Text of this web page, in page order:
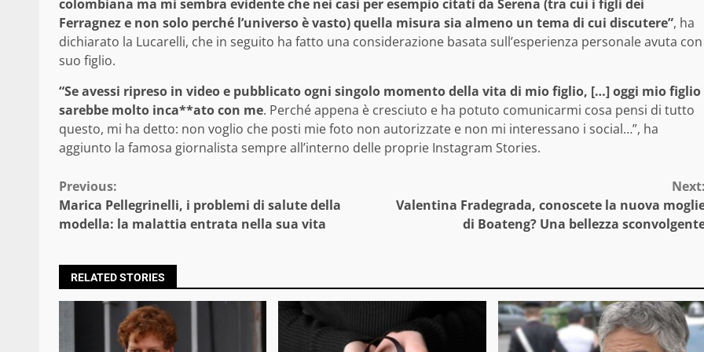
colombiana ma mi sembra evidente che nei casi per esempio citati da Serena (tra cui i figli dei
Ferragnez e non solo perché l’universo è vasto) quella misura sia almeno un tema di cui discutere”, ha
dichiarato la Lucarelli, che in seguito ha fatto una considerazione basata sull’esperienza personale avuta con
suo figlio.
“Se avessi ripreso in video e pubblicato ogni singolo momento della vita di mio figlio, […] oggi mio figlio
sarebbe molto inca**ato con me. Perché appena è cresciuto e ha potuto comunicarmi cosa pensi di tutto
questo, mi ha detto: non voglio che posti mie foto non autorizzate e non mi interessano i social…”, ha
aggiunto la famosa giornalista sempre all’interno delle proprie Instagram Stories.
Continue
Reading
Previous:
Marica Pellegrinelli, i problemi di salute della
modella: la malattia entrata nella sua vita
Next:
Valentina Fradegrada, conoscete la nuova
di Boateng? Una bellezza
RELATED STORIES